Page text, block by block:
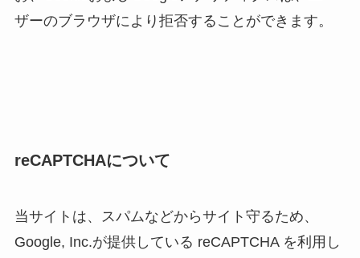
ザーのブラウザにより拒否することができます。
reCAPTCHAについて
当サイトは、スパムなどからサイト守るため、
Google, Inc.が提供している reCAPTCHA を利用し